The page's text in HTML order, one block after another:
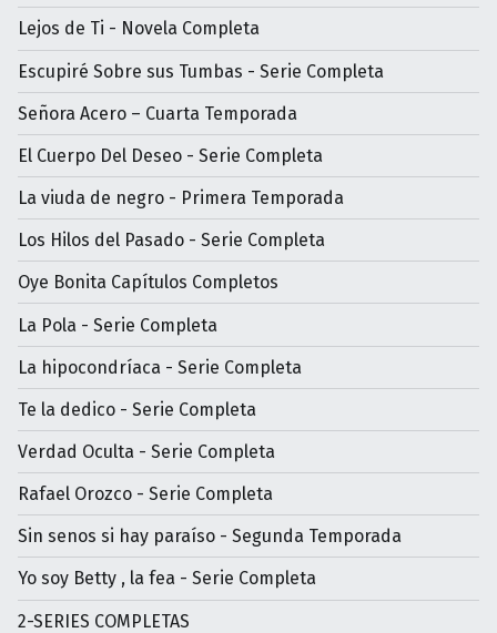
Lejos de Ti - Novela Completa
Escupiré Sobre sus Tumbas - Serie Completa
Señora Acero – Cuarta Temporada
El Cuerpo Del Deseo - Serie Completa
La viuda de negro - Primera Temporada
Los Hilos del Pasado - Serie Completa
Oye Bonita Capítulos Completos
La Pola - Serie Completa
La hipocondríaca - Serie Completa
Te la dedico - Serie Completa
Verdad Oculta - Serie Completa
Rafael Orozco - Serie Completa
Sin senos si hay paraíso - Segunda Temporada
Yo soy Betty , la fea - Serie Completa
2-SERIES COMPLETAS